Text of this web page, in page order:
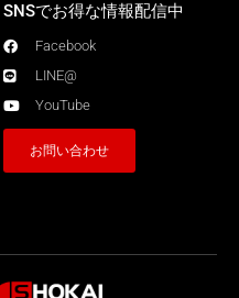
SNSでお得な情報配信中
Facebook
LINE@
YouTube
お問い合わせ